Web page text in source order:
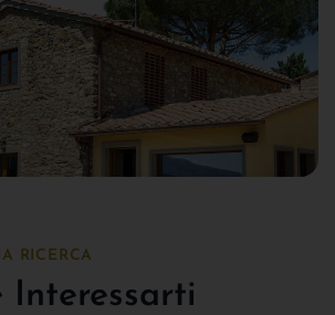
RICERCA
Interessarti